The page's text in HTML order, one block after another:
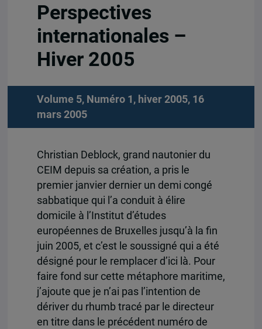
Perspectives
internationales –
Hiver 2005
Volume 5, Numéro 1, hiver 2005, 16
mars 2005
Christian Deblock, grand nautonier du
CEIM depuis sa création, a pris le
premier janvier dernier un demi congé
sabbatique qui l’a conduit à élire
domicile à l’Institut d’études
européennes de Bruxelles jusqu’à la fin
juin 2005, et c’est le soussigné qui a été
désigné pour le remplacer d’ici là. Pour
faire fond sur cette métaphore maritime,
j’ajoute que je n’ai pas l’intention de
dériver du rhumb tracé par le directeur
en titre dans le précédent numéro de